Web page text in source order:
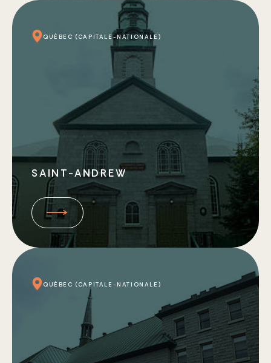
QUÉBEC (CAPITALE-NATIONALE)
SAINT-ANDREW
QUÉBEC (CAPITALE-NATIONALE)